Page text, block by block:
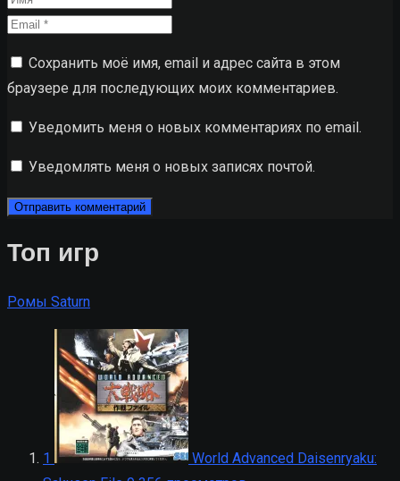
Сохранить моё имя, email и адрес сайта в этом
браузере для последующих моих комментариев.
Уведомить меня о новых комментариях по email.
Уведомлять меня о новых записях почтой.
Топ игр
Ромы Saturn
1
World Advanced Daisenryaku: